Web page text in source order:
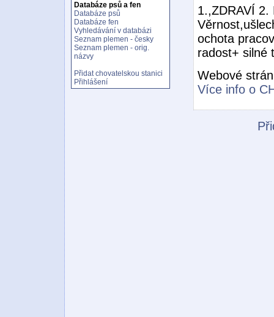
Databáze psů a fen
Databáze psů
Databáze fen
Vyhledávání v databázi
Seznam plemen - česky
Seznam plemen - orig.
názvy
Přidat chovatelskou stanici
Přihlášení
1.,ZDRAVÍ 2.
ochota
radost+ silné
Webové
Více info o